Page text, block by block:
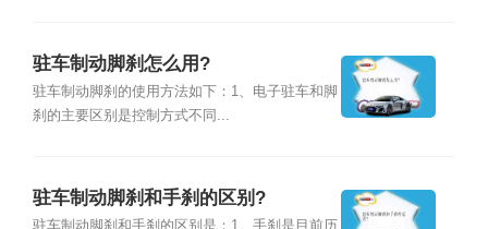
驻车制动脚刹怎么用?
驻车制动脚刹的使用方法如下：1、电子驻车和脚
刹的主要区别是控制方式不同...
驻车制动脚刹和手刹的区别?
驻车制动脚刹和手刹的区别是：1、手刹是目前历